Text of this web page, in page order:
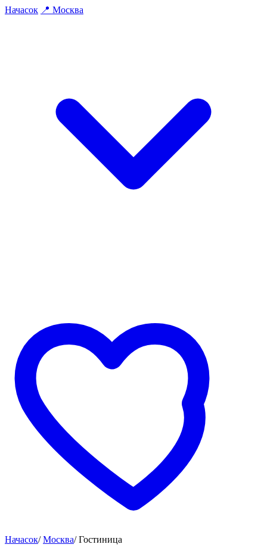
Начасок 📍 Москва
Начасок/ Москва/ Гостиница